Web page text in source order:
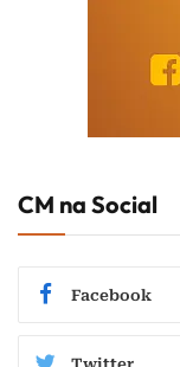
CM na Social
Facebook
Twitter